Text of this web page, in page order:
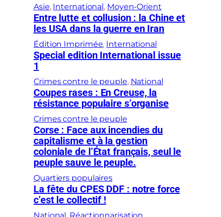
Asie, International , Moyen-Orient
Entre lutte et collusion : la Chine et
les USA dans la guerre en Iran
Édition Imprimée, International
Special edition International issue
1
Crimes contre le peuple, National
Coupes rases : En Creuse, la
résistance populaire s’organise
Crimes contre le peuple
Corse : Face aux incendies du
capitalisme et à la gestion
coloniale de l’État français, seul le
peuple sauve le peuple.
Quartiers populaires
La fête du CPES DDF : notre force
c’est le collectif !